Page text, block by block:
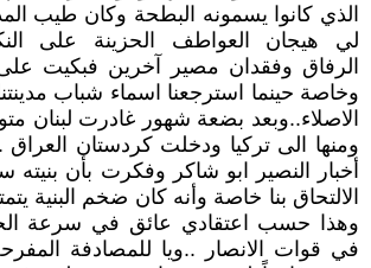
الذي كانوا يسمونه البطحة وكان طيب
لي هيجان العواطف الحزينة على
الرفاق وفقدان مصير آخرين فبكيت
وخاصة حينما استرجعنا اسماء شباب
الاصلاء..وبعد بضعة شهور غادرت لبنان
ومنها الى تركيا ودخلت كردستان
أخبار النصير ابو شاكر وفكرت بأن
الالتحاق بنا خاصة وأنه كان ضخم البنية
وهذا حسب اعتقادي عائق في سرعة
في قوات الانصار ..ويا للمصادفة